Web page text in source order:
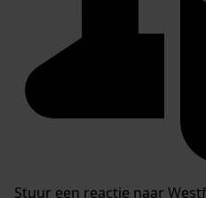
Stuur een reactie naar